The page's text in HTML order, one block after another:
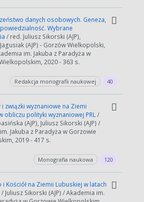
danych osobowych. Geneza,
Wybrane
/ red. Juliusz Sikorski (AJP),
(AJP) - Gorzów Wielkopolski,
im. Jakuba z Paradyża w
2020 - 363 s.
Redakcja monografii naukowej 40
i związki wyznaniowe na Ziemi
obliczu polityki wyznaniowej PRL/
(AJP), Juliusz Sikorski (AJP) /
Jakuba z Paradyża w Gorzowie
2019 - 417 s.
Monografia naukowa 120
i Kościół na Ziemii Lubuskiej w latach
/ Juliusz Sikorski (AJP) / Akademia im.